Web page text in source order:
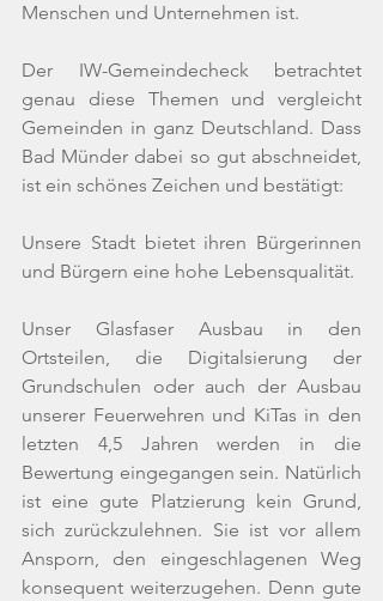
Menschen und Unternehmen ist.
Der IW-Gemeindecheck betrachtet
genau diese Themen und vergleicht
Gemeinden in ganz Deutschland. Dass
Bad Münder dabei so gut abschneidet,
ist ein schönes Zeichen und bestätigt:
Unsere Stadt bietet ihren Bürgerinnen
und Bürgern eine hohe Lebensqualität.
Unser Glasfaser Ausbau in den
Ortsteilen, die Digitalsierung der
Grundschulen oder auch der Ausbau
unserer Feuerwehren und KiTas in den
letzten 4,5 Jahren werden in die
Bewertung eingegangen sein. Natürlich
ist eine gute Platzierung kein Grund,
sich zurückzulehnen. Sie ist vor allem
Ansporn, den eingeschlagenen Weg
konsequent weiterzugehen. Denn gute